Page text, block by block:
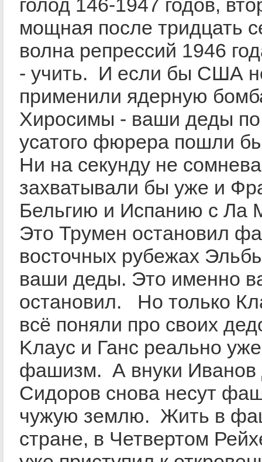
голод 146-1947 годов,
мощная после тридцать
волна репрессий 1946
- учить. И если бы США
применили ядерную
Хиросимы - ваши деды по
усатого фюрера пошли
Ни на секунду не
захватывали бы уже и
Бельгию и Испанию с
Это Трумен остановил
восточных рубежах
ваши деды. Это именно
остановил. Но только
всё поняли про своих
Kлаус и Ганс реально
фашизм. А внуки Иванов
Сидоров снова несут
чужую землю. Жить в
стране, в Четвертом